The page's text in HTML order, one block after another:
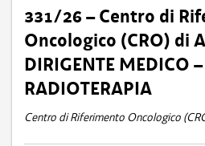
331/26 – Centro di
Oncologico (CRO) di
DIRIGENTE MEDICO
RADIOTERAPIA
Centro di Riferimento Oncologico